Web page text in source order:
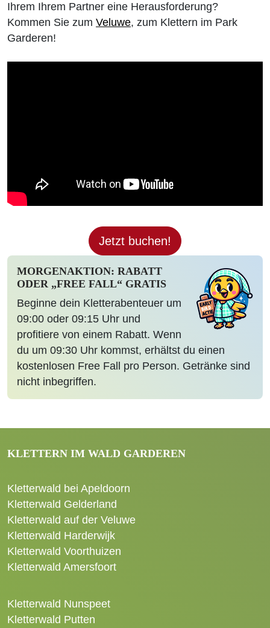
Ihrem Ihrem Partner eine Herausforderung?
Kommen Sie zum Veluwe, zum Klettern im Park
Garderen!
Jetzt buchen!
MORGENAKTION: RABATT
ODER „FREE FALL“ GRATIS
Beginne dein Kletterabenteuer um
09:00 oder 09:15 Uhr und
profitiere von einem Rabatt. Wenn
du um 09:30 Uhr kommst, erhältst du einen
kostenlosen Free Fall pro Person. Getränke sind
nicht inbegriffen.
KLETTERN IM WALD GARDEREN
Kletterwald bei Apeldoorn
Kletterwald Gelderland
Kletterwald auf der Veluwe
Kletterwald Harderwijk
Kletterwald Voorthuizen
Kletterwald Amersfoort
Kletterwald Nunspeet
Kletterwald Putten